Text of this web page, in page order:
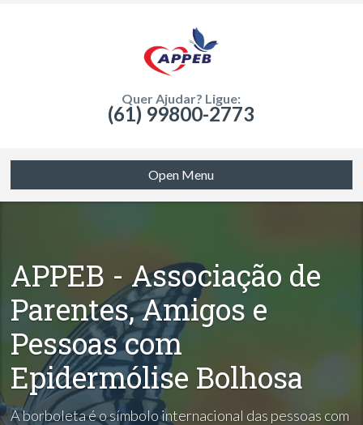
Quer Ajudar? Ligue:
(61) 99800-2773
Open Menu
APPEB - Associação de
Parentes, Amigos e
Pessoas com
Epidermólise Bolhosa
A borboleta é o símbolo internacional das pessoas com